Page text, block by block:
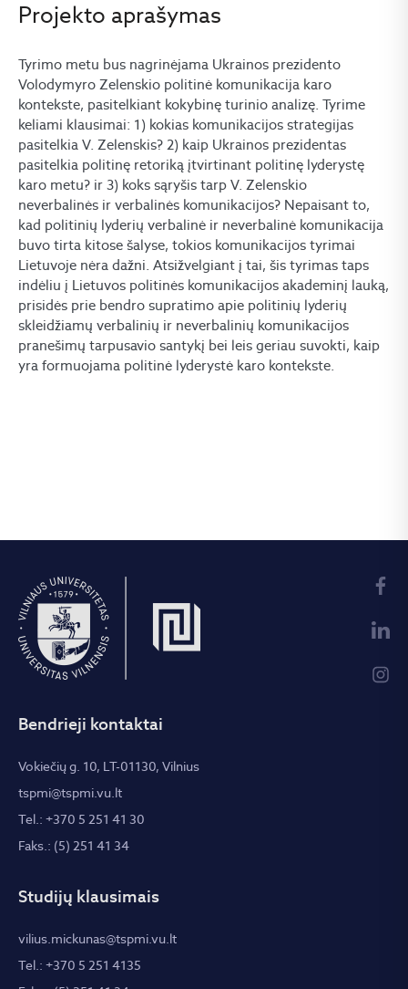
Projekto aprašymas
Tyrimo metu bus nagrinėjama Ukrainos prezidento
Volodymyro Zelenskio politinė komunikacija karo
kontekste, pasitelkiant kokybinę turinio analizę. Tyrime
keliami klausimai: 1) kokias komunikacijos strategijas
pasitelkia V. Zelenskis? 2) kaip Ukrainos prezidentas
pasitelkia politinę retoriką įtvirtinant politinę lyderystę
karo metu? ir 3) koks sąryšis tarp V. Zelenskio
neverbalinės ir verbalinės komunikacijos? Nepaisant to,
kad politinių lyderių verbalinė ir neverbalinė komunikacija
buvo tirta kitose šalyse, tokios komunikacijos tyrimai
Lietuvoje nėra dažni. Atsižvelgiant į tai, šis tyrimas taps
indėliu į Lietuvos politinės komunikacijos akademinį lauką,
prisidės prie bendro supratimo apie politinių lyderių
skleidžiamų verbalinių ir neverbalinių komunikacijos
pranešimų tarpusavio santykį bei leis geriau suvokti, kaip
yra formuojama politinė lyderystė karo kontekste.
Bendrieji kontaktai
Vokiečių g. 10, LT-01130, Vilnius
tspmi@tspmi.vu.lt
Tel.: +370 5 251 41 30
Faks.: (5) 251 41 34
Studijų klausimais
vilius.mickunas@tspmi.vu.lt
Tel.: +370 5 251 4135